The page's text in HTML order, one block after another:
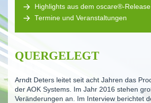
Highlights aus dem oscare®-
Termine und Veranstaltungen
QUERGELEGT
Arndt Deters leitet seit acht Jahren das
der AOK Systems. Im Jahr 2016 stehen
Veränderungen an. Im Interview berichtet
Datenschutz